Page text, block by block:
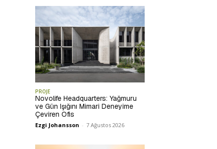
PROJE
Novolife Headquarters: Yağmuru
ve Gün Işığını Mimari Deneyime
Çeviren Ofis
Ezgi Johansson - 7 Ağustos 2026